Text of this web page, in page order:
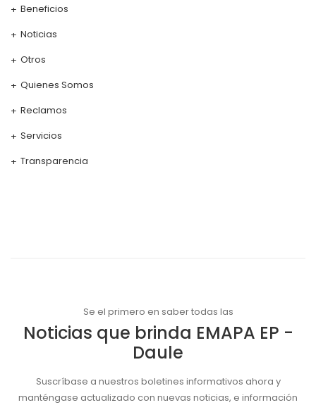
Beneficios
Noticias
Otros
Quienes Somos
Reclamos
Servicios
Transparencia
Se el primero en saber todas las
Noticias que brinda EMAPA EP -
Daule
Suscríbase a nuestros boletines informativos ahora y
manténgase actualizado con nuevas noticias, e información